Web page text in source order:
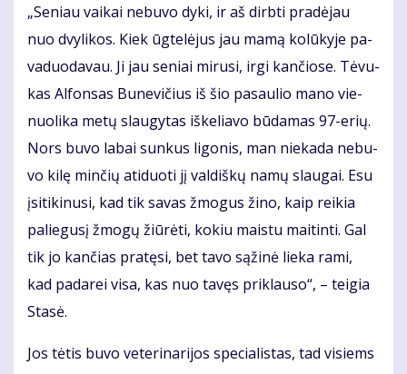
„Se­niau vai­kai ne­bu­vo dy­ki, ir aš dirb­ti pra­dė­jau
nuo dvy­li­kos. Kiek ūg­te­lė­jus jau ma­mą ko­lū­ky­je pa­
va­duo­da­vau. Ji jau se­niai mi­ru­si, ir­gi kan­čio­se. Tė­vu­
kas Al­fon­sas Bu­ne­vi­čius iš šio pa­sau­lio ma­no vie­
nuo­li­ka me­tų slau­gy­tas iš­ke­lia­vo bū­da­mas 97-erių.
Nors bu­vo la­bai sun­kus li­go­nis, man nie­ka­da ne­bu­
vo ki­lę min­čių ati­duo­ti jį val­diš­kų na­mų slau­gai. Esu
įsi­ti­ki­nu­si, kad tik sa­vas žmo­gus ži­no, kaip rei­kia
pa­lie­gu­sį žmo­gų žiū­rė­ti, ko­kiu mais­tu mai­tin­ti. Gal
tik jo kan­čias pra­tę­si, bet ta­vo są­ži­nė lie­ka ra­mi,
kad pa­da­rei vi­sa, kas nuo ta­vęs pri­klau­so“, – tei­gia
Sta­sė.
Jos tė­tis bu­vo ve­te­ri­na­ri­jos spe­cia­lis­tas, tad vi­siems